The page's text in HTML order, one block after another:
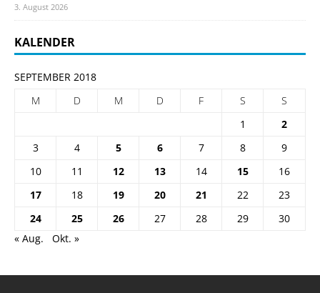
3. August 2026
KALENDER
SEPTEMBER 2018
M
D M D F S
S
1
2
3
4 5 6 7 8
9
10
11 12 13 14 15
16
17
18 19 20 21 22
23
24
25 26 27 28 29
30
« Aug.
Okt. »